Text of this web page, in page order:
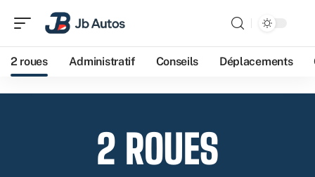
2 roues Administratif Conseils Déplacements
2 ROUES